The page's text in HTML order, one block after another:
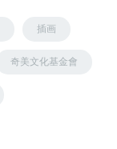
插画
奇美文化基金會